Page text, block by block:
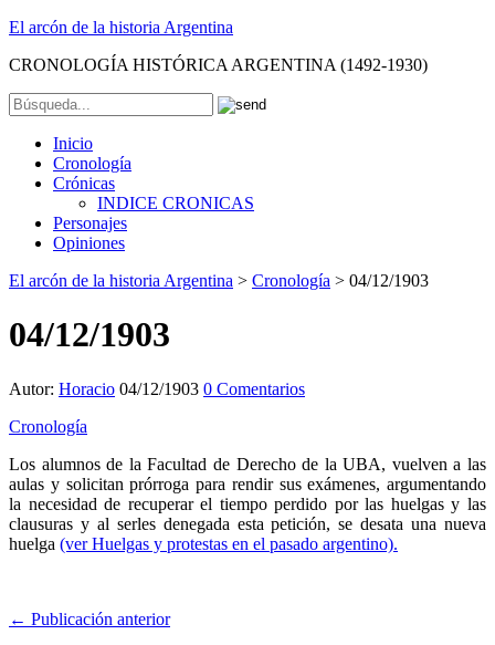
El arcón de la historia Argentina
CRONOLOGÍA HISTÓRICA ARGENTINA (1492-1930)
Inicio
Cronología
Crónicas
INDICE CRONICAS
Personajes
Opiniones
El arcón de la historia Argentina > Cronología > 04/12/1903
04/12/1903
Autor: Horacio 04/12/1903 0 Comentarios
Cronología
Los alumnos de la Facultad de Derecho de la UBA, vuelven a las
aulas y solicitan prórroga para rendir sus exámenes, argumentando
la necesidad de recuperar el tiempo perdido por las huelgas y las
clausuras y al serles denegada esta petición, se desata una nueva
huelga (ver Huelgas y protestas en el pasado argentino).
← Publicación anterior